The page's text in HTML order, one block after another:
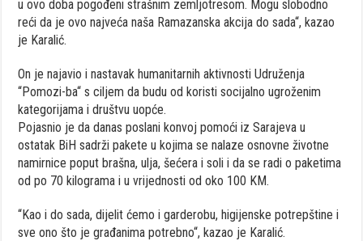
u ovo doba pogođeni strašnim zemljotresom. Mogu slobodno
reći da je ovo najveća naša Ramazanska akcija do sada“, kazao
je Karalić.
On je najavio i nastavak humanitarnih aktivnosti Udruženja
“Pomozi-ba“ s ciljem da budu od koristi socijalno ugroženim
kategorijama i društvu uopće.
Pojasnio je da danas poslani konvoj pomoći iz Sarajeva u
ostatak BiH sadrži pakete u kojima se nalaze osnovne životne
namirnice poput brašna, ulja, šećera i soli i da se radi o paketima
od po 70 kilograma i u vrijednosti od oko 100 KM.
“Kao i do sada, dijelit ćemo i garderobu, higijenske potrepštine i
sve ono što je građanima potrebno“, kazao je Karalić.